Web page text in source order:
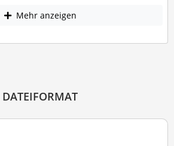
Mehr anzeigen
DATEIFORMAT